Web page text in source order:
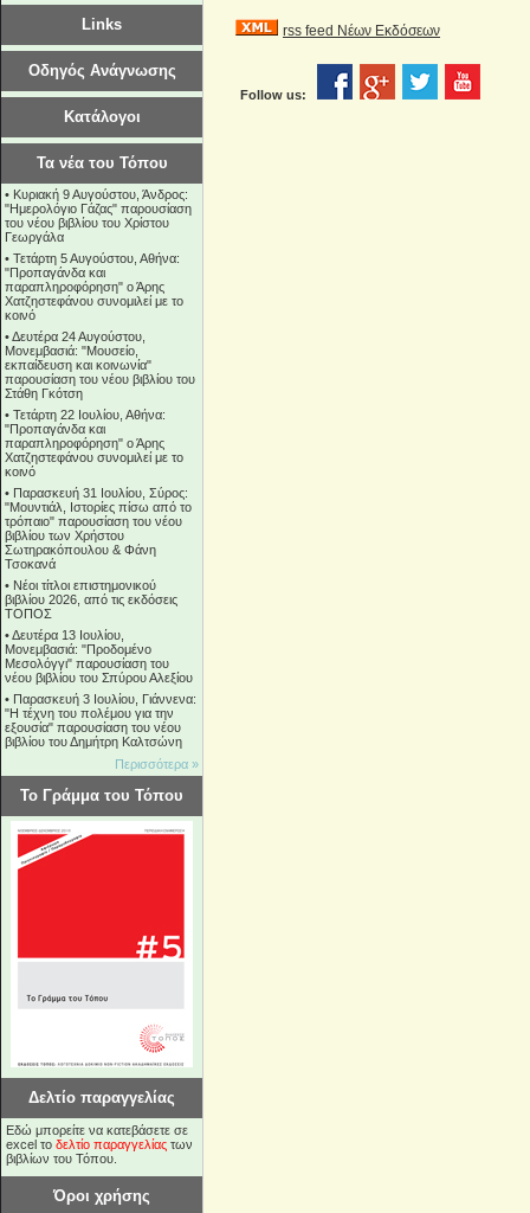
Links
Οδηγός Ανάγνωσης
Κατάλογοι
Τα νέα του Τόπου
• Κυριακή 9 Αυγούστου, Άνδρος:
"Ημερολόγιο Γάζας" παρουσίαση
του νέου βιβλίου του Χρίστου
Γεωργάλα
• Τετάρτη 5 Αυγούστου, Αθήνα:
"Προπαγάνδα και
παραπληροφόρηση" ο Άρης
Χατζηστεφάνου συνομιλεί με το
κοινό
•Δευτέρα 24 Αυγούστου,
Μονεμβασιά: "Μουσείο,
εκπαίδευση και κοινωνία"
παρουσίαση του νέου βιβλίου του
Στάθη Γκότση
• Τετάρτη 22 Ιουλίου, Αθήνα:
"Προπαγάνδα και
παραπληροφόρηση" ο Άρης
Χατζηστεφάνου συνομιλεί με το
κοινό
• Παρασκευή 31 Ιουλίου, Σύρος:
"Μουντιάλ, Ιστορίες πίσω από το
τρόπαιο" παρουσίαση του νέου
βιβλίου των Χρήστου
Σωτηρακόπουλου & Φάνη
Τσοκανά
• Νέοι τίτλοι επιστημονικού
βιβλίου 2026, από τις εκδόσεις
ΤΟΠΟΣ
•Δευτέρα 13 Ιουλίου,
Μονεμβασιά: "Προδομένο
Μεσολόγγι" παρουσίαση του
νέου βιβλίου του Σπύρου Αλεξίου
• Παρασκευή 3 Ιουλίου, Γιάννενα:
"Η τέχνη του πολέμου για την
εξουσία" παρουσίαση του νέου
βιβλίου του Δημήτρη Καλτσώνη
Περισσότερα »
Το Γράμμα του Τόπου
Δελτίο παραγγελίας
Εδώ μπορείτε να κατεβάσετε σε
excel το δελτίο παραγγελίας των
βιβλίων του Τόπου.
Όροι χρήσης
rss feed Νέων Εκδόσεων
Follow us: